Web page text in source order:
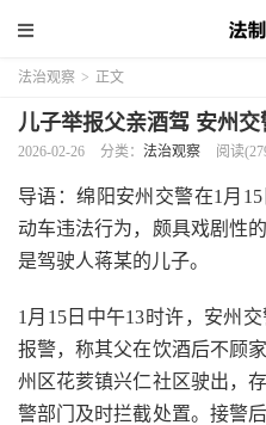
法治观察 > 正文
儿子举报父亲酒驾 安州
2026-02-26 分类： 法治观察 阅读
导语：绵阳安州交警在1月
动车违法行为，颇具戏剧性
是驾驶人蒋某的儿子。
1月15日中午13时许，安州
报警，称其父在饮酒后不顾
州区花荄镇兴仁社区驶出，
警部门及时拦截处置。接警